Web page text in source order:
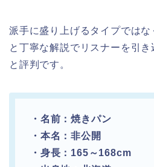
派手に盛り上げるタイプでは
と丁寧な解説でリスナーを引
と評判です。
・名前：焼きパン
・本名：非公開
・身長：165～168cm